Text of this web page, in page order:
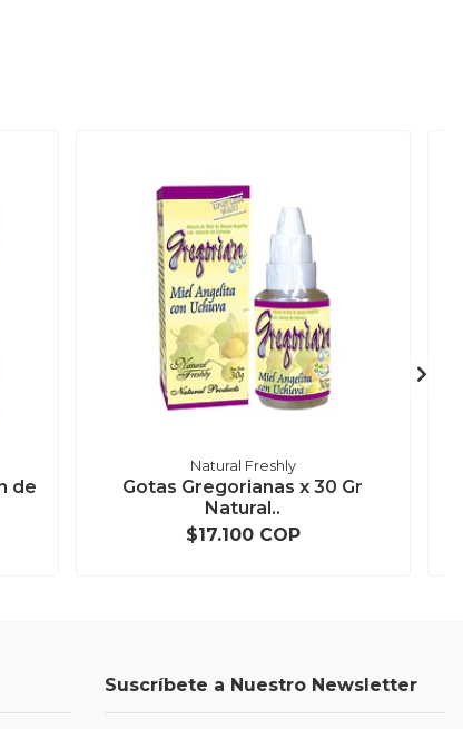
de
Natural Freshly
Gotas Gregorianas x 30 Gr
Natural..
$17.100 COP
Suscríbete a Nuestro Newsletter